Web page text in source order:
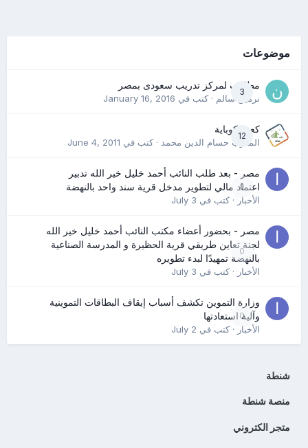
موضوعات
3
مطلوب لمركز تدريب سعودى بمصر
نرمين سالم· كتب في January 16, 2016
12
كعب كوباية
المدرب حسام الدين محمد· كتب في June 4, 2011
0
مصر - بعد طلب النائب أحمد خليل خير الله تدبير
اعتماد مالي لتطوير مدخل قرية سند واحد بالنهضة
الأخبار· كتب في July 3
0
مصر - بحضور أعضاء مكتب النائب أحمد خليل خير الله
لجنة تعاين طريقي قرية الحظيرة و المدرسة الصناعية
بالنهضة تمهيدًا لبدء تطويره
الأخبار· كتب في July 3
0
وزارة التموين تكشف أسباب إيقاف البطاقات التموينية
وآلية استعادتها
الأخبار· كتب في July 2
شنطة
منصة شنطة
متجر الكتروني